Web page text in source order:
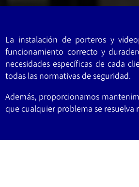
La instalación de porteros y
funcionamiento correcto y
necesidades específicas de cada
todas las normativas de seguridad.
Además, proporcionamos
que cualquier problema se resuelva